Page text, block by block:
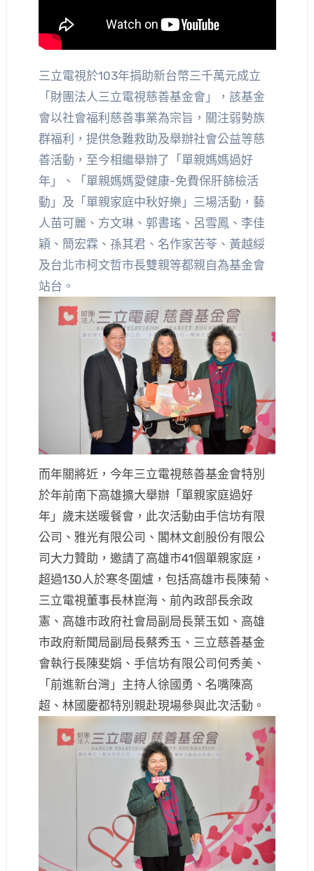
三立電視於103年捐助新台幣三千萬元成立
「財團法人三立電視慈善基金會」，該基金
會以社會福利慈善事業為宗旨，關注弱勢族
群福利，提供急難救助及舉辦社會公益等慈
善活動，至今相繼舉辦了「單親媽媽過好
年」、「單親媽媽愛健康-免費保肝篩檢活
動」及「單親家庭中秋好樂」三場活動，藝
人苗可麗、方文琳、郭書瑤、呂雪鳳、李佳
穎、簡宏霖、孫其君、名作家苦苓、黃越綏
及台北市柯文哲市長雙親等都親自為基金會
站台。
而年關將近，今年三立電視慈善基金會特別
於年前南下高雄擴大舉辦「單親家庭過好
年」歲末送暖餐會，此次活動由手信坊有限
公司、雅光有限公司、閣林文創股份有限公
司大力贊助，邀請了高雄市41個單親家庭，
超過130人於寒冬圍爐，包括高雄市長陳菊、
三立電視董事長林崑海、前內政部長余政
憲、高雄市政府社會局副局長葉玉如、高雄
市政府新聞局副局長蔡秀玉、三立慈善基金
會執行長陳斐娟、手信坊有限公司何秀美、
「前進新台灣」主持人徐國勇、名嘴陳高
超、林國慶都特別親赴現場參與此次活動。